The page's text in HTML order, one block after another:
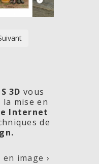
3D vous
la mise en
Internet
de
image ›